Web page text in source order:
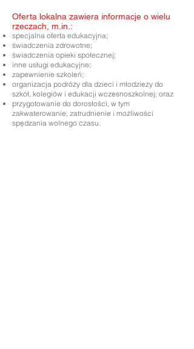
Oferta lokalna zawiera informacje o wielu
rzeczach, m.in.:
specjalna oferta edukacyjna;
świadczenia zdrowotne;
świadczenia opieki społecznej;
inne usługi edukacyjne;
zapewnienie szkoleń;
organizacja podróży dla dzieci i młodzieży do
szkół, kolegiów i edukacji wczesnoszkolnej; oraz
przygotowanie do dorosłości, w tym
zakwaterowanie, zatrudnienie i możliwości
spędzania wolnego czasu.